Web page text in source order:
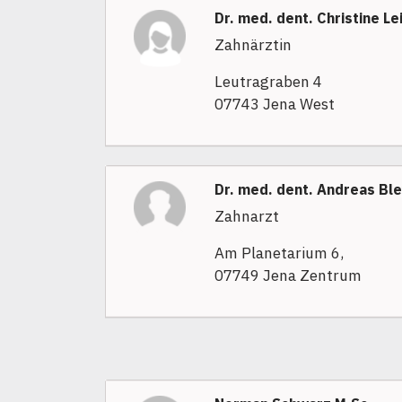
Dr. med. dent. Christine
Zahnärztin
Leutragraben 4
07743 Jena West
Dr. med. dent. Andreas
Zahnarzt
Am Planetarium 6,
07749 Jena Zentrum